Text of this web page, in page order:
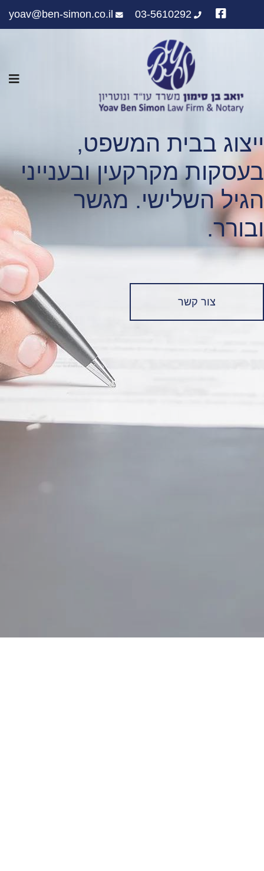
03-5610292
yoav@ben-simon.co.il
ייצוג בבית המשפט,
בעסקות מקרקעין ובענייני
הגיל השלישי. מגשר
ובורר.
צור קשר